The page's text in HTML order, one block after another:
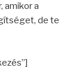
amikor a
de te